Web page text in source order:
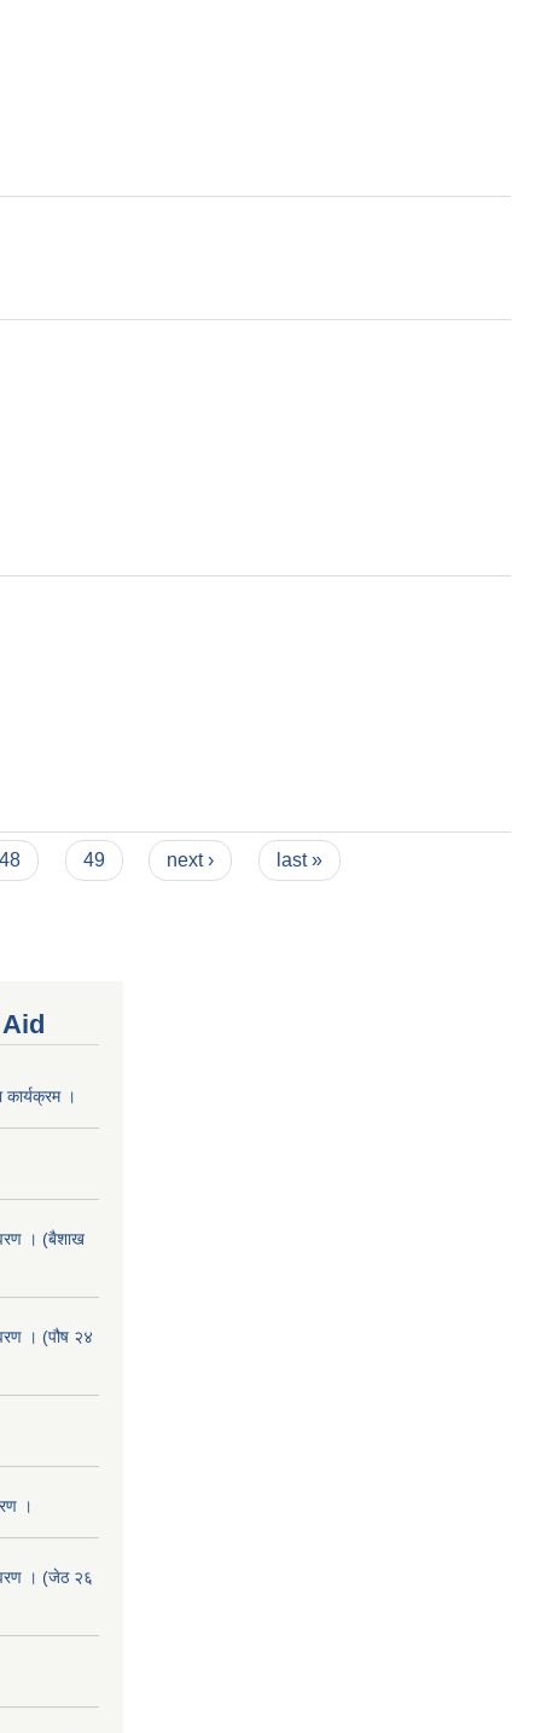
48 49 next › last »
।
। (बैशाख
। (पौष २४
।
। (जेठ २६